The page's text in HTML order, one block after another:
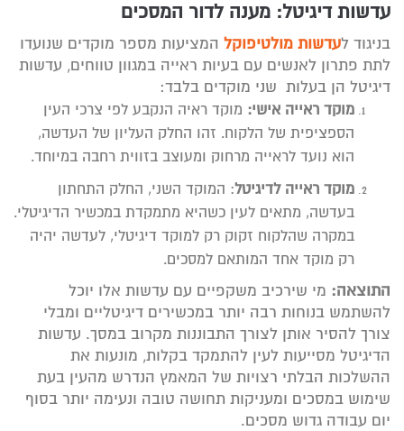
עדשות דיגיטל: מענה לדור המסכים
בניגוד לעדשות מולטיפוקל המציעות מספר מוקדים שנועדו
לתת פתרון לאנשים עם בעיות ראייה במגוון טווחים, עדשות
דיגיטל הן בעלות שני מוקדים בלבד:
מוקד ראייה אישי: מוקד ראיה הנקבע לפי צרכי העין
הספציפית של הלקוח. זהו החלק העליון של העדשה,
הוא נועד לראייה מרחוק ומעוצב בזווית רחבה במיוחד.
מוקד ראייה לדיגיטל: המוקד השני, החלק התחתון
בעדשה, מתאים לעין כשהיא מתמקדת במכשיר הדיגיטלי.
במקרה שהלקוח זקוק רק למוקד דיגיטלי, לעדשה יהיה
רק מוקד אחד המותאם למסכים.
התוצאה: מי שירכיב משקפיים עם עדשות אלו יוכל
להשתמש בנוחות רבה יותר במכשירים דיגיטליים ומבלי
צורך להסיר אותן לצורך התבוננות מקרוב במסך. עדשות
הדיגיטל מסייעות לעין להתמקד בקלות, מונעות את
ההשלכות הבלתי רצויות של המאמץ הנדרש מהעין בעת
שימוש במסכים ומעניקות תחושה טובה ונעימה יותר בסוף
יום עבודה גדוש מסכים.